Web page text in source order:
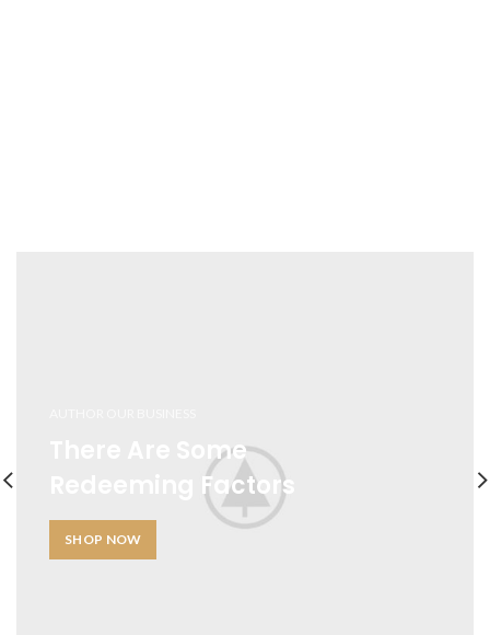
There Are Some
Redeeming Factors
SHOP NOW